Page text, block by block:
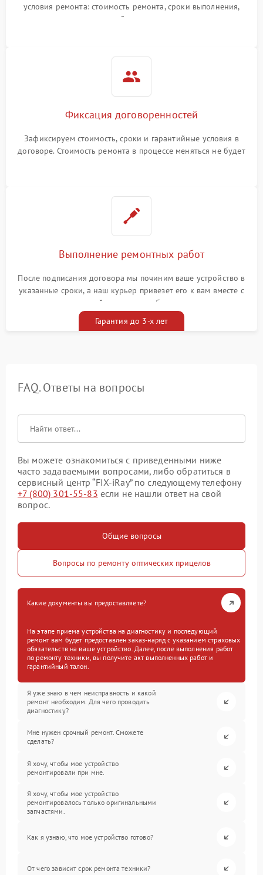
условия ремонта: стоимость ремонта, сроки выполнения,
гарантийные условия
Фиксация договоренностей
Зафиксируем стоимость, сроки и гарантийные условия в
договоре. Стоимость ремонта в процессе меняться не будет
Выполнение ремонтных работ
После подписания договора мы починим ваше устройство в
указанные сроки, а наш курьер привезет его к вам вместе с
гарантийным талоном бесплатно
Гарантия до 3-х лет
FAQ. Ответы на вопросы
Вы можете ознакомиться с приведенными ниже
часто задаваемыми вопросами, либо обратиться в
сервисный центр “FIX-iRay” по следующему телефону
+7 (800) 301-55-83 если не нашли ответ на свой
вопрос.
Общие вопросы
Вопросы по ремонту оптических прицелов
Какие документы вы предоставляете?
На этапе приема устройства на диагностику и последующий
ремонт вам будет предоставлен заказ-наряд с указанием страховых
обязательств на ваше устройство. Далее, после выполнения работ
по ремонту техники, вы получите акт выполненных работ и
гарантийный талон.
Я уже знаю в чем неисправность и какой
ремонт необходим. Для чего проводить
диагностику?
Мне нужен срочный ремонт. Сможете
сделать?
Я хочу, чтобы мое устройство
ремонтировали при мне.
Я хочу, чтобы мое устройство
ремонтировалось только оригинальными
запчастями.
Как я узнаю, что мое устройство готово?
От чего зависит срок ремонта техники?